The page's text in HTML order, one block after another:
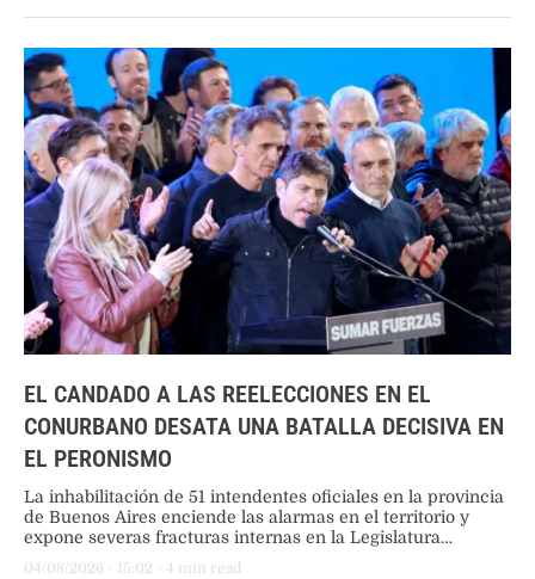
EL CANDADO A LAS REELECCIONES EN EL
CONURBANO DESATA UNA BATALLA DECISIVA EN
EL PERONISMO
La inhabilitación de 51 intendentes oficiales en la provincia
de Buenos Aires enciende las alarmas en el territorio y
expone severas fracturas internas en la Legislatura
04/08/2026 - 15:02 - min read